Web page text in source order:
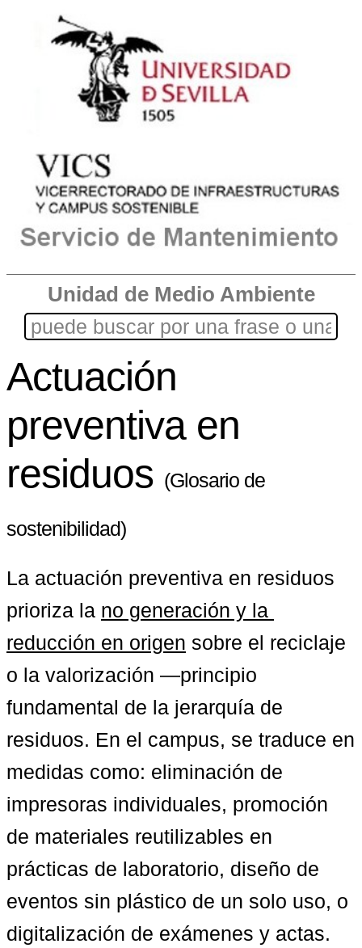
Unidad de Medio Ambiente
Actuación
preventiva en
residuos (Glosario de
sostenibilidad)
La actuación preventiva en residuos
prioriza la no generación
reducción en origen sobre el reciclaje
o la valorización —principio
fundamental de la jerarquía de
residuos. En el campus, se traduce en
medidas como: eliminación de
impresoras individuales, promoción
de materiales reutilizables en
prácticas de laboratorio, diseño de
eventos sin plástico de un solo uso, o
digitalización de exámenes y actas.